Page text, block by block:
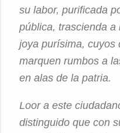
su labor, purificada
pública, trascienda a
joya purísima, cuyos
marquen rumbos a
en alas de la patria.
Loor a este
distinguido que con